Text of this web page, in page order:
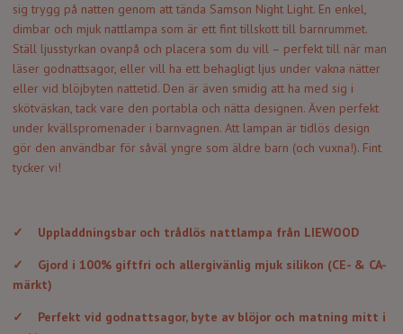
sig trygg på natten genom att tända Samson Night Light. En enkel,
dimbar och mjuk nattlampa som är ett fint tillskott till barnrummet.
Ställ ljusstyrkan ovanpå och placera som du vill – perfekt till när man
läser godnattsagor, eller vill ha ett behagligt ljus under vakna nätter
eller vid blöjbyten nattetid. Den är även smidig att ha med sig i
skötväskan, tack vare den portabla och nätta designen. Även perfekt
under kvällspromenader i barnvagnen. Att lampan är tidlös design
gör den användbar för såväl yngre som äldre barn (och vuxna!). Fint
tycker vi!
✓
Uppladdningsbar och trådlös nattlampa från LIEWOOD
✓
Gjord i 100% giftfri och allergivänlig mjuk silikon (CE- & CA-
märkt)
✓
Perfekt vid godnattsagor, byte av blöjor och matning mitt i